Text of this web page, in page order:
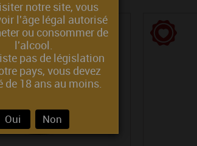
notre site, vous
l'âge légal autorisé
ou consommer de
l'alcool.
pas de législation
pays, vous devez
de 18 ans au moins.
Oui Non